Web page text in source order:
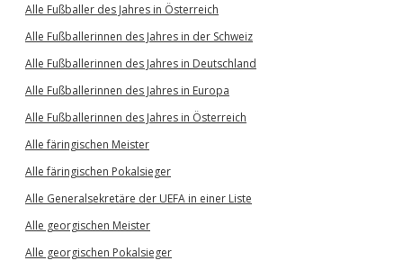
Alle Fußballer des Jahres in Österreich
Alle Fußballerinnen des Jahres in der Schweiz
Alle Fußballerinnen des Jahres in Deutschland
Alle Fußballerinnen des Jahres in Europa
Alle Fußballerinnen des Jahres in Österreich
Alle färingischen Meister
Alle färingischen Pokalsieger
Alle Generalsekretäre der UEFA in einer Liste
Alle georgischen Meister
Alle georgischen Pokalsieger